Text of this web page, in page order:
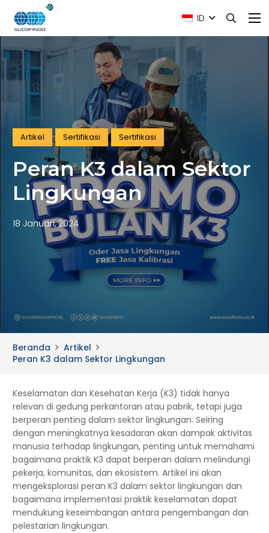
ID
Artikel Sertifikasi Sertifikasi
Peran K3 dalam Sektor
Lingkungan
18 Januari, 2024
Beranda
Artikel
Peran K3 dalam Sektor Lingkungan
Keselamatan dan Kesehatan Kerja (K3) tidak hanya
relevan di gedung perkantoran atau pabrik, tetapi juga
berperan penting dalam sektor lingkungan. Seiring
dengan meningkatnya kesadaran akan dampak aktivitas
manusia terhadap lingkungan, penting untuk memahami
bagaimana praktik K3 dapat berperan dalam melindungi
pekerja, komunitas, dan ekosistem. Artikel ini akan
mengeksplorasi peran K3 dalam sektor lingkungan dan
bagaimana implementasi praktik keselamatan dapat
mendukung keseimbangan antara pengembangan dan
pelestarian lingkungan.